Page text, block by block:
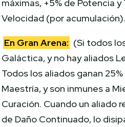
máximas, +5% de Potencia y
Velocidad (por acumulación).
En Gran Arena: (Si todos
Galáctica, y no hay aliados
Todos los aliados ganan
Maestría, y son inmunes a
Curación. Cuando un aliado
de Daño Continuado, lo